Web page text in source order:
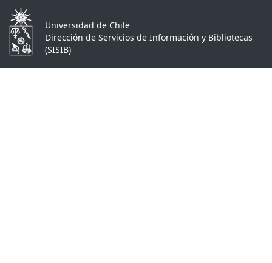
Universidad de Chile
Dirección de Servicios de Información y Bibliotecas
(SISIB)